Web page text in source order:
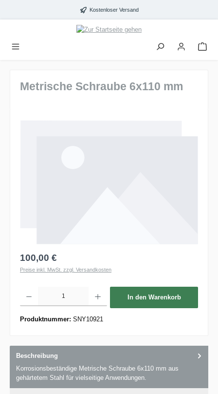
Kostenloser Versand
Metrische Schraube 6x110 mm
100,00 €
Preise inkl. MwSt. zzgl. Versandkosten
In den Warenkorb
Produktnummer: SNY10921
Beschreibung
Korrosionsbeständige Metrische Schraube 6x110 mm aus
gehärtetem Stahl für vielseitige Anwendungen.